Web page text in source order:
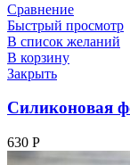
Сравнение
Быстрый просмотр
В список желаний
В корзину
Закрыть
Силиконовая
630 Р